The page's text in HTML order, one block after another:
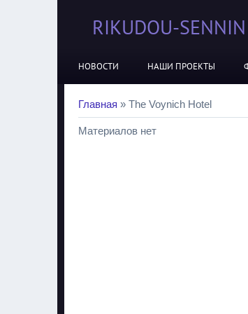
RIKUDOU-
НОВОСТИ НАШИ ПРОЕКТЫ
Главная » The Voynich Hotel
Материалов нет